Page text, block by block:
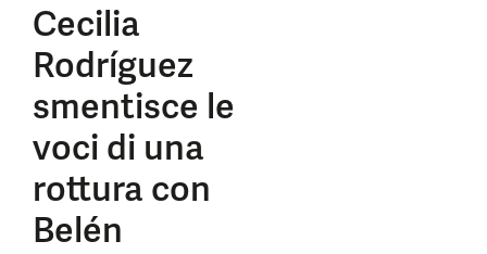
Cecilia
Rodríguez
smentisce le
voci di una
rottura con
Belén